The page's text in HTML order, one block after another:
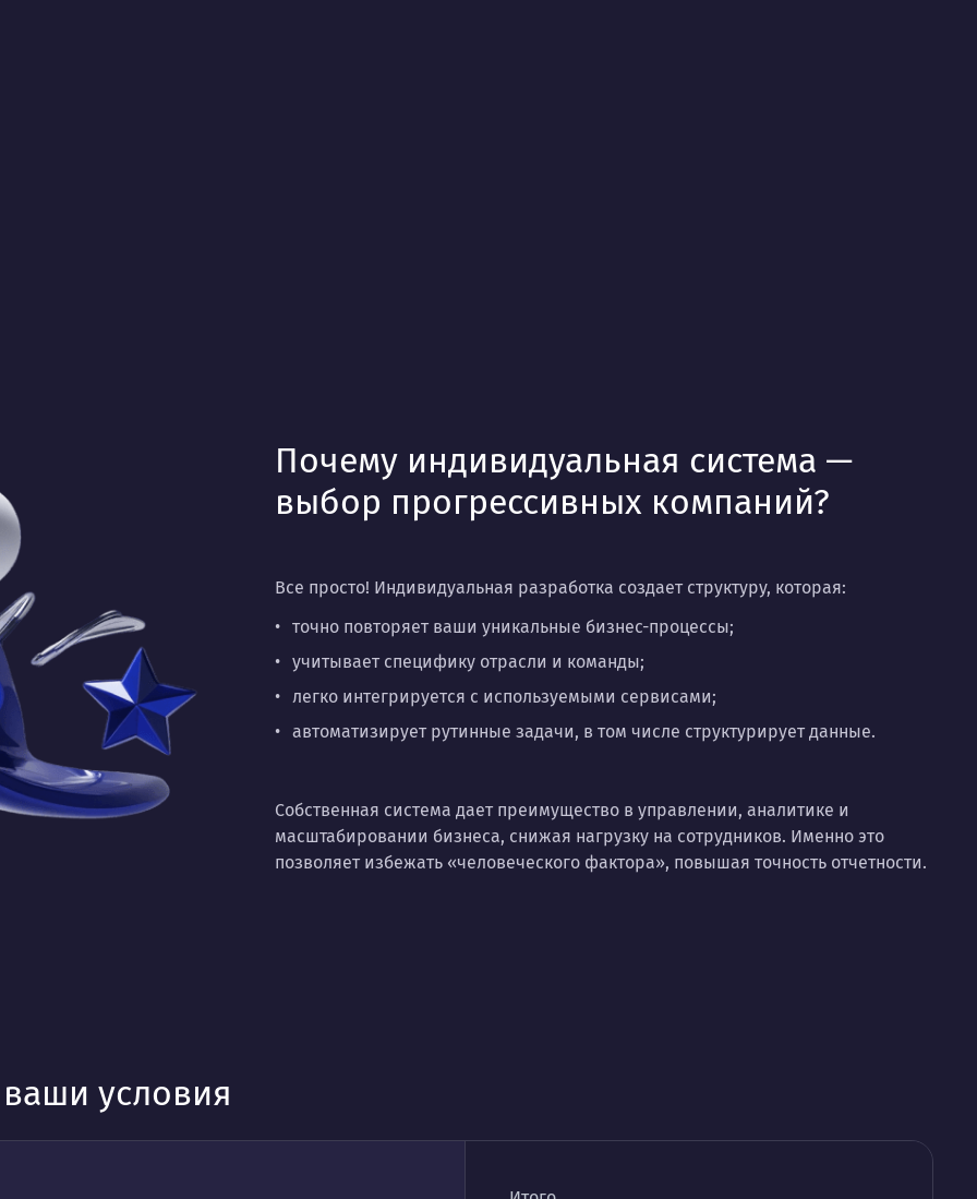
Почему индивидуальная система —
выбор прогрессивных компаний?
Все просто! Индивидуальная разработка создает структуру, которая:
точно повторяет ваши уникальные бизнес-процессы;
учитывает специфику отрасли и команды;
легко интегрируется с используемыми сервисами;
автоматизирует рутинные задачи, в том числе структурирует данные.
Собственная система дает преимущество в управлении, аналитике и
масштабировании бизнеса, снижая нагрузку на сотрудников. Именно это
позволяет избежать «человеческого фактора», повышая точность отчетности.
ваши условия